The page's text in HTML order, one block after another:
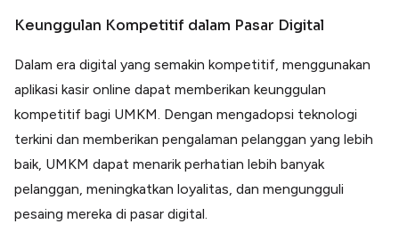
Keunggulan Kompetitif dalam Pasar Digital
Dalam era digital yang semakin kompetitif, menggunakan
aplikasi kasir online dapat memberikan keunggulan
kompetitif bagi UMKM. Dengan mengadopsi teknologi
terkini dan memberikan pengalaman pelanggan yang lebih
baik, UMKM dapat menarik perhatian lebih banyak
pelanggan, meningkatkan loyalitas, dan mengungguli
pesaing mereka di pasar digital.